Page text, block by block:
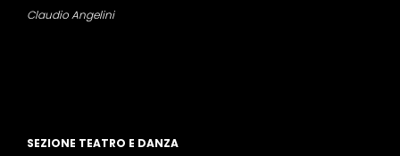
Claudio Angelini
SEZIONE TEATRO E DANZA